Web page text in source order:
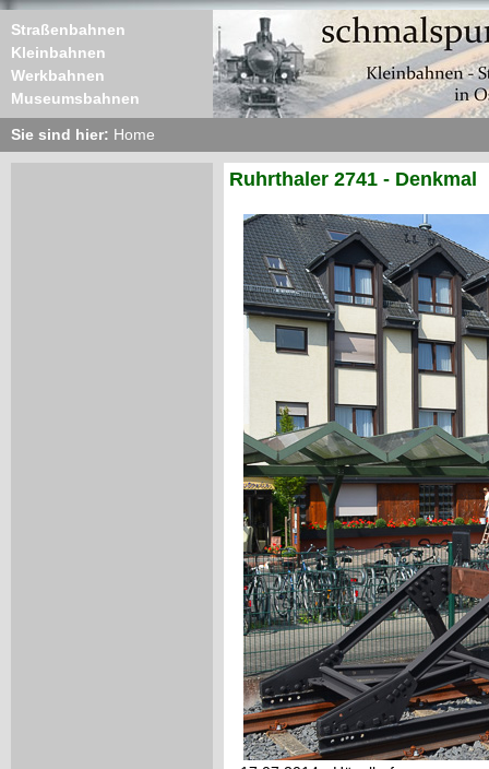
Straßenbahnen
Kleinbahnen
Werkbahnen
Museumsbahnen
Sie sind hier: Home
Ruhrthaler 2741 - Denkmal